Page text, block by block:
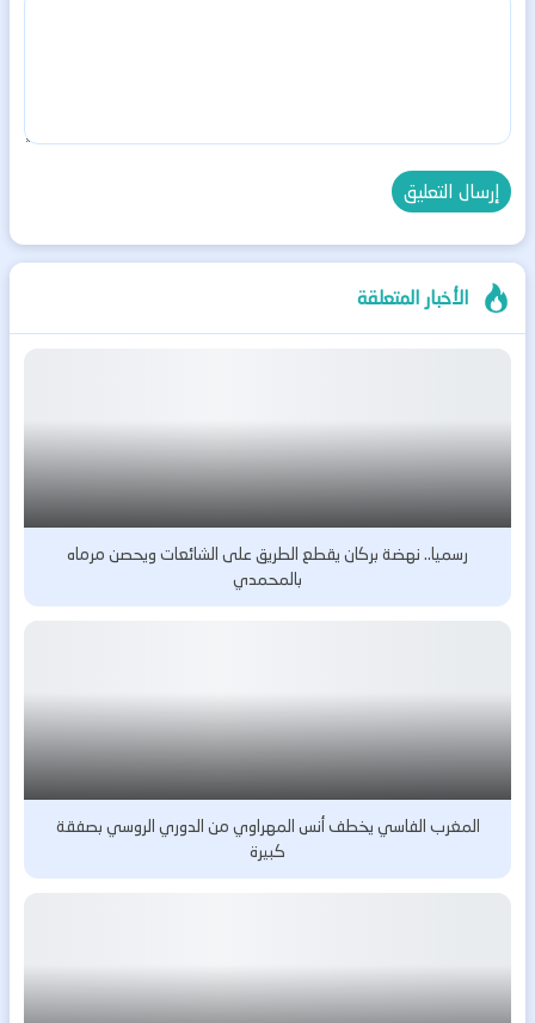
الأخبار المتعلقة
رسميا.. نهضة بركان يقطع الطريق على الشائعات ويحصن مرماه
بالمحمدي
المغرب الفاسي يخطف أنس المهراوي من الدوري الروسي بصفقة
كبيرة